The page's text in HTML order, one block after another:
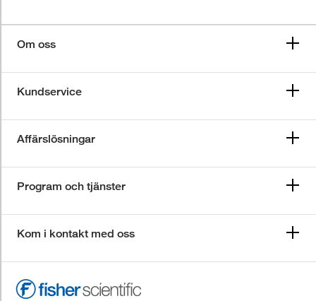
Om oss
Kundservice
Affärslösningar
Program och tjänster
Kom i kontakt med oss